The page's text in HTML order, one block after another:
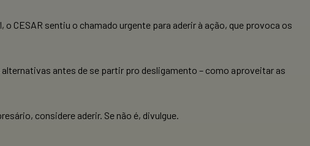
CESAR sentiu o chamado urgente para aderir à ação, que provoca os
antes de se partir pro desligamento – como aproveitar as
considere aderir. Se não é, divulgue.